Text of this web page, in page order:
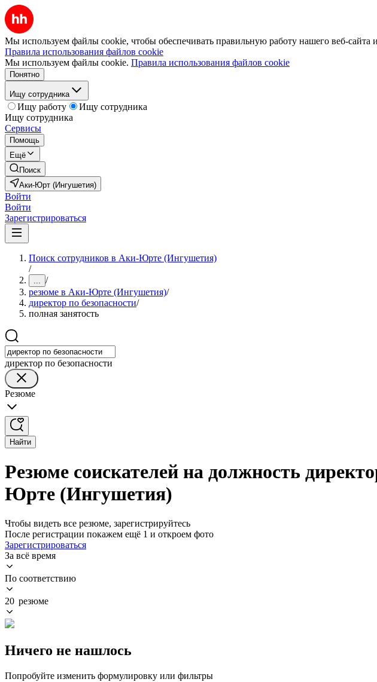
Мы используем файлы cookie, чтобы обеспечивать правильную работу нашего веб-сайта
Правила использования файлов cookie
Мы используем файлы cookie. Правила использования файлов cookie
Понятно
Ищу сотрудника
Ищу работу
Ищу сотрудника
Ищу сотрудника
Сервисы
Помощь
Ещё
Поиск
Аки-Юрт (Ингушетия)
Войти
Войти
Зарегистрироваться
Поиск сотрудников в Аки-Юрте (Ингушетия)
/
... /
резюме в Аки-Юрте (Ингушетия)/
директор по безопасности/
полная занятость
директор по безопасности
Резюме
Найти
Резюме соискателей на должность
Юрте (Ингушетия)
Чтобы видеть все резюме, зарегистрируйтесь
После регистрации покажем ещё 1 и откроем фото
Зарегистрироваться
За всё время
По соответствию
20 резюме
Ничего не нашлось
Попробуйте изменить формулировку или фильтры